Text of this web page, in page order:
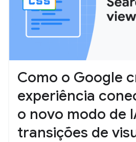
Como o Google
experiência
o novo modo de
transições de